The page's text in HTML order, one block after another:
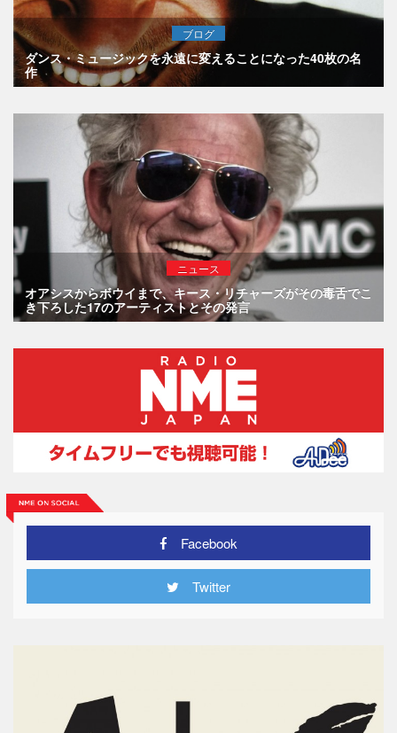
ブログ
ダンス・ミュージックを永遠に変えることになった40枚の名
作
ニュース
オアシスからボウイまで、キース・リチャーズがその毒舌でこ
き下ろした17のアーティストとその発言
Facebook
Twitter